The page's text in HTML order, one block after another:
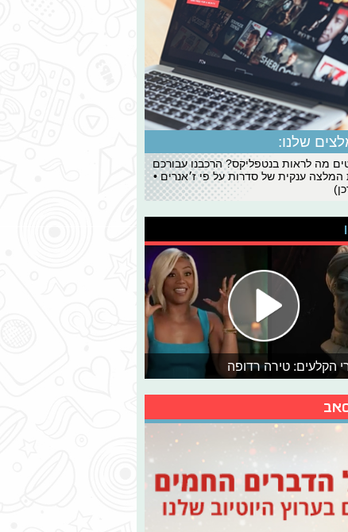
שלנו:
מה לראות בנטפליקס? הרכבנו עבורכם
ענקית של סדרות על פי ז׳אנרים •
הקלעים: טירה רדופה